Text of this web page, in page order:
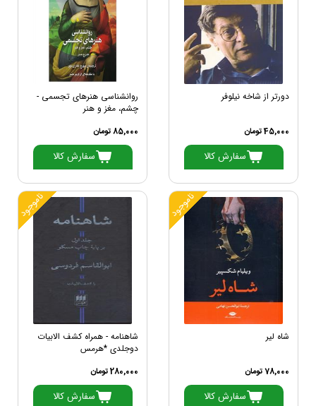
دورتر از شاخه نیلوفر
45,000 تومان
سفارش کالا
روانشناسی هنرهای تجسمی -
چشم، مغز و هنر
85,000 تومان
سفارش کالا
ناموجود
شاه لیر
78,000 تومان
سفارش کالا
ناموجود
شاهنامه - همراه کشف الابیات
دوجلدی *هرمس
280,000 تومان
سفارش کالا